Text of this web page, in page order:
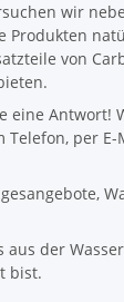
wir
Produkten
von
eine Antwort!
Telefon, per
aus der
bist.